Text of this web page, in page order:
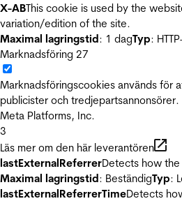
X-ABThis cookie is used by the
variation/edition of the site.
Maximal lagringstid: 1 dagTyp:
Marknadsföring 27
Marknadsföringscookies används för
publicister och tredjepartsannonsörer.
Meta Platforms, Inc.
3
Läs mer om den här leverantören
lastExternalReferrerDetects how
Maximal lagringstid: BeständigTyp:
lastExternalReferrerTimeDetects